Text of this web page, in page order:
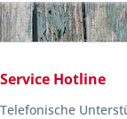
Service Hotline
Telefonische